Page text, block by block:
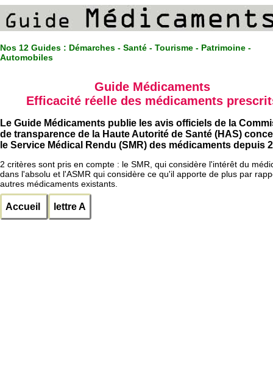
Nos 12 Guides : Démarches - Santé - Tourisme - Patrimoine -
Automobiles
Guide Médicaments
Efficacité réelle des médicaments
Le Guide Médicaments publie les avis officiels de la
de transparence de la Haute Autorité de Santé (HAS)
le Service Médical Rendu (SMR) des médicaments depuis
2 critères sont pris en compte : le SMR, qui considère l'intérêt du
dans l'absolu et l'ASMR qui considère ce qu'il apporte de plus par
autres médicaments existants.
Accueil lettre A